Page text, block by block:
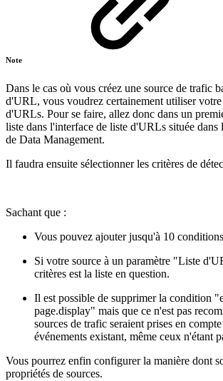
Note
Dans le cas où vous créez une source de trafic
d'URL, vous voudrez certainement utiliser
d'URLs. Pour se faire, allez donc dans un
liste dans l'interface de liste d'URLs située dans
de Data Management.
Il faudra ensuite sélectionner les critères de
Sachant que :
Vous pouvez ajouter jusqu'à 10
Si votre source à un paramètre "Liste
critères est la liste en question.
Il est possible de supprimer la condition
page.display" mais que ce n'est pas
sources de trafic seraient prises en
événements existant, même ceux n'étant
Vous pourrez enfin configurer la manière dont
propriétés de sources.